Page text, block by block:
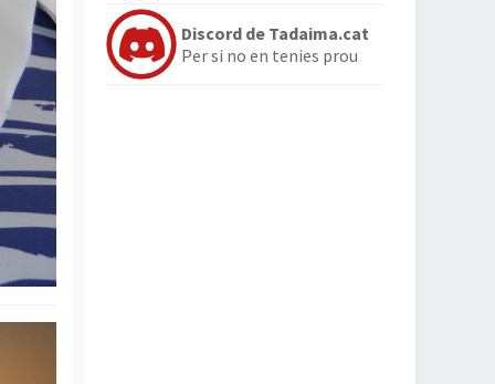
Discord de Tadaima.cat
Per si no en tenies prou